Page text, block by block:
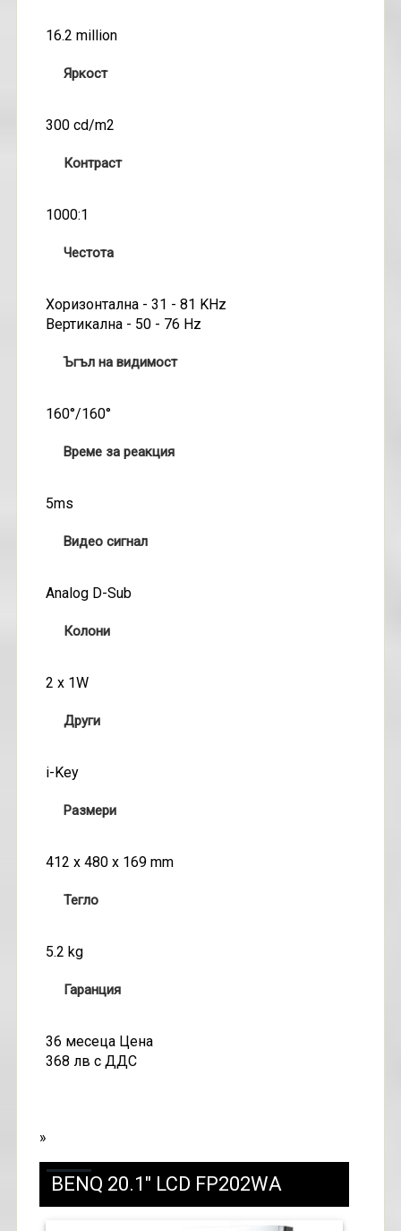
16.2 million
Яркост
300 cd/m2
Контраст
1000:1
Честота
Хоризонтална - 31 - 81 KHz
Вертикална - 50 - 76 Hz
Ъгъл на видимост
160°/160°
Време за реакция
5ms
Видео сигнал
Analog D-Sub
Колони
2 x 1W
Други
i-Key
Размери
412 x 480 x 169 mm
Тегло
5.2 kg
Гаранция
36 месеца Цена
368 лв с ДДС
»
BENQ 20.1" LCD FP202WA